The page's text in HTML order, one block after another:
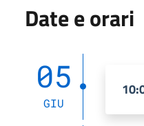
Date e orari
05
GIU